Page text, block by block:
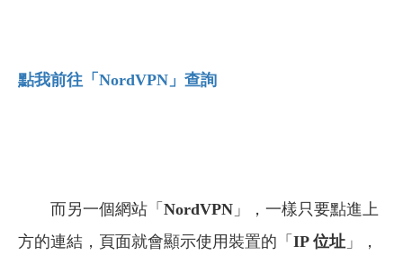
點我前往「NordVPN 」查詢
而另一個網站「 NordVPN 」，一樣只要點進上
方的連結，頁面就會顯示使用裝置的「 IP 位址 」，